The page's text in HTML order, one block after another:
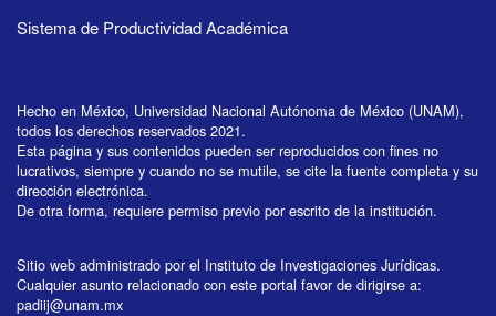
Sistema de Productividad Académica
Hecho en México, Universidad Nacional Autónoma de México (UNAM),
todos los derechos reservados 2021.
Esta página y sus contenidos pueden ser reproducidos con fines no
lucrativos, siempre y cuando no se mutile, se cite la fuente completa y su
dirección electrónica.
De otra forma, requiere permiso previo por escrito de la institución.
Sitio web administrado por el Instituto de Investigaciones Jurídicas.
Cualquier asunto relacionado con este portal favor de dirigirse a:
padiij@unam.mx